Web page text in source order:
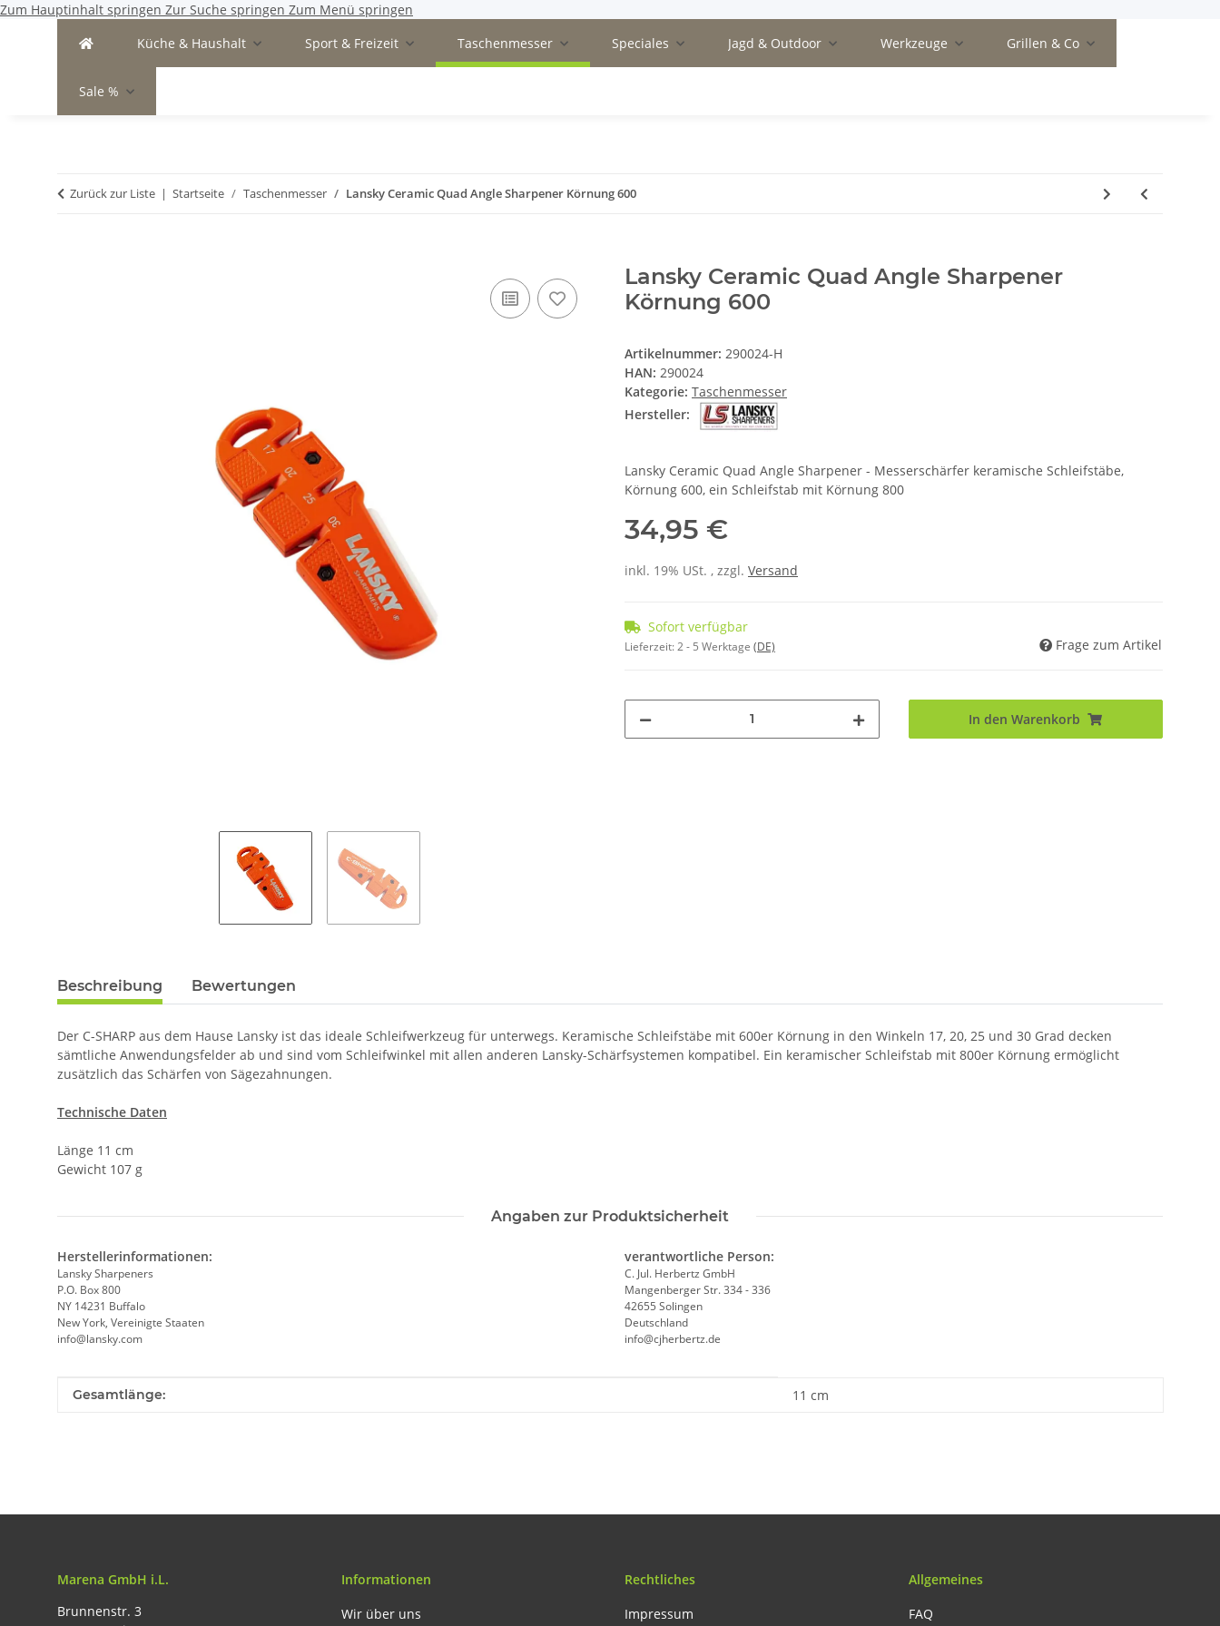
Zum Hauptinhalt springen Zur Suche springen Zum Menü springen
Küche & Haushalt
Sport & Freizeit Taschenmesser Speciales Jagd & Outdoor Werkzeuge Grillen & Co
Sale %
Zurück zur Liste Startseite Taschenmesser Lansky Ceramic Quad Angle Sharpener Körnung 600
Lansky Ceramic Quad Angle Sharpener
Körnung 600
Artikelnummer: 290024-H
HAN: 290024
Kategorie: Taschenmesser
Hersteller:
Lansky Ceramic Quad Angle Sharpener - Messerschärfer keramische Schleifstäbe,
Körnung 600, ein Schleifstab mit Körnung 800
34,95 €
inkl. 19% USt. , zzgl. Versand
Sofort verfügbar
Lieferzeit:2 - 5 Werktage (DE) Frage zum Artikel
In den Warenkorb
Beschreibung Bewertungen
Der C-SHARP aus dem Hause Lansky ist das ideale Schleifwerkzeug für unterwegs. Keramische Schleifstäbe mit 600er Körnung in den Winkeln 17, 20, 25 und 30 Grad decken
sämtliche Anwendungsfelder ab und sind vom Schleifwinkel mit allen anderen Lansky-Schärfsystemen kompatibel. Ein keramischer Schleifstab mit 800er Körnung ermöglicht
zusätzlich das Schärfen von Sägezahnungen.
Technische Daten
Länge 11 cm
Gewicht 107 g
Angaben zur Produktsicherheit
Herstellerinformationen:
Lansky Sharpeners
P.O. Box 800
NY 14231 Buffalo
New York, Vereinigte Staaten
info@lansky.com
verantwortliche Person:
C. Jul. Herbertz GmbH
Mangenberger Str. 334 - 336
42655 Solingen
Deutschland
info@cjherbertz.de
Produkteigenschaft
Wert
Gesamtlänge: 11 cm
Marena GmbH i.L.
Brunnenstr. 3
Informationen
Wir über uns
Rechtliches
Impressum
Allgemeines
FAQ